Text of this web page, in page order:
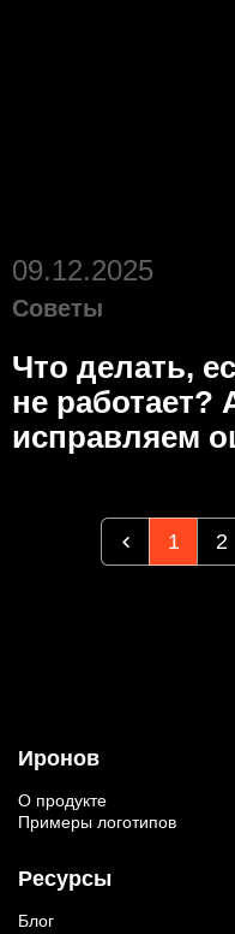
09.12.2025
Советы
Что делать,
не работает?
исправляем
1 2
Иронов
О продукте
Примеры логотипов
Ресурсы
Блог